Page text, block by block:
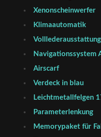
Xenonscheinwerfer
Klimaautomatik
Navigationssystem
Airscarf
Verdeck in blau
Leichtmetallfelgen
Parameterlenkung
Memorypaket für